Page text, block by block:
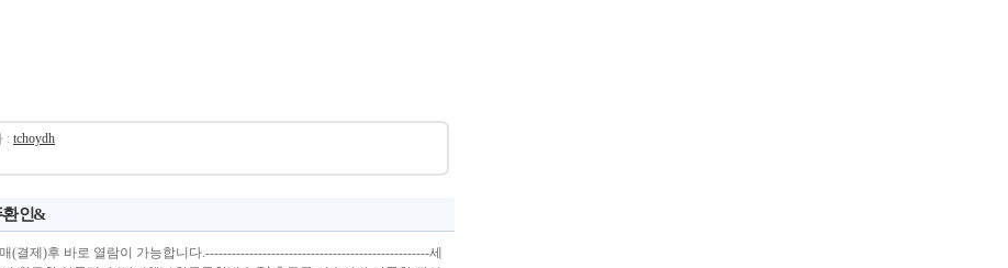
: tchoydh
환 인&
(결제)후 바로 열람이 가능합니다.---------------------------------------------------세